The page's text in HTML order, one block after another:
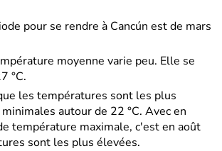
pour se rendre à Cancún est de mars
moyenne varie peu. Elle se
°C.
les températures sont les plus
autour de 22 °C. Avec en
température maximale, c'est en août
sont les plus élevées.